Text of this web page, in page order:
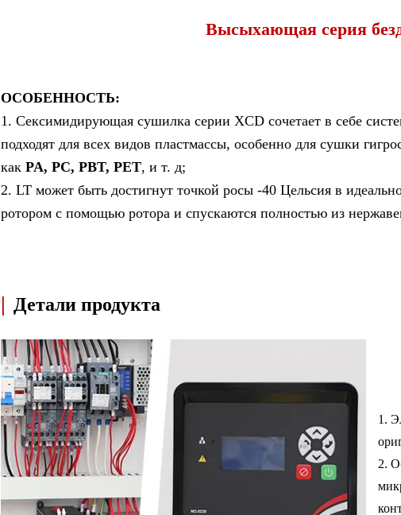
Высыхающая серия
ОСОБЕННОСТЬ:
1. Сексимидирующая сушилка серии XCD сочетает в себе
подходят для всех видов пластмассы, особенно для сушки
как PA, PC, PBT, PET, и т. д;
2. LT может быть достигнут точкой росы -40 Цельсия в
ротором с помощью ротора и спускаются полностью из
| Детали продукта
1.
2.